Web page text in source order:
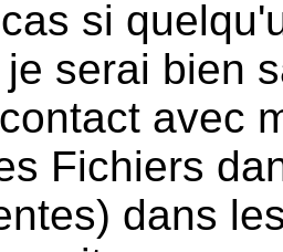
si
serai bien
avec
Fichiers
dans